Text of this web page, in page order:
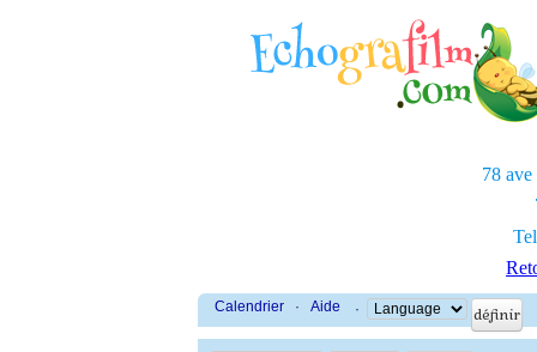
78 ave
Calendrier · Aide ·